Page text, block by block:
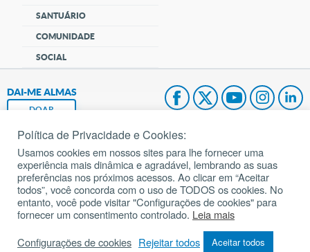
SANTUÁRIO
COMUNIDADE
SOCIAL
DAI-ME ALMAS
DOAR
Fundação João Paulo II
Pedido de Oração
Mapa do site
Política de Privacidade e Cookies:
Usamos cookies em nossos sites para lhe fornecer uma
experiência mais dinâmica e agradável, lembrando as suas
preferências nos próximos acessos. Ao clicar em “Aceitar
todos”, você concorda com o uso de TODOS os cookies. No
entanto, você pode visitar "Configurações de cookies" para
fornecer um consentimento controlado. Leia mais
Configurações de cookies Rejeitar todos Aceitar todos